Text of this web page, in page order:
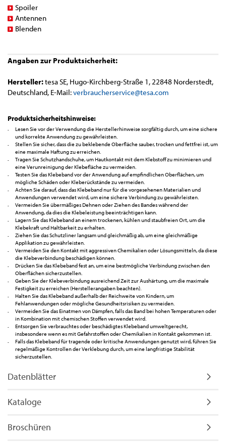
Spoiler
Antennen
Blenden
Angaben zur Produktsicherheit:
Hersteller:tesa SE, Hugo-Kirchberg-Straße 1, 22848 Norderstedt,
Deutschland, E-Mail:verbraucherservice@tesa.com
Produktsicherheitshinweise:
Lesen Sie vor der Verwendung die Herstellerhinweise sorgfältig durch, um eine sichere
und korrekte Anwendung zu gewährleisten.
Stellen Sie sicher, dass die zu beklebende Oberfläche sauber, trocken und fettfrei ist, um
eine maximale Haftung zu erreichen.
Tragen Sie Schutzhandschuhe, um Hautkontakt mit dem Klebstoff zu minimieren und
eine Verunreinigung der Klebefläche zu vermeiden.
Testen Sie das Klebeband vor der Anwendung auf empfindlichen Oberflächen, um
mögliche Schäden oder Kleberückstände zu vermeiden.
Achten Sie darauf, dass das Klebeband nur für die vorgesehenen Materialien und
Anwendungen verwendet wird, um eine sichere Verbindung zu gewährleisten.
Vermeiden Sie übermäßiges Dehnen oder Ziehen des Bandes während der
Anwendung, da dies die Klebeleistung beeinträchtigen kann.
Lagern Sie das Klebeband an einem trockenen, kühlen und staubfreien Ort, um die
Klebekraft und Haltbarkeit zu erhalten.
Ziehen Sie das Schutzliner langsam und gleichmäßig ab, um eine gleichmäßige
Applikation zu gewährleisten.
Vermeiden Sie den Kontakt mit aggressiven Chemikalien oder Lösungsmitteln, da diese
die Klebeverbindung beschädigen können.
Drücken Sie das Klebeband fest an, um eine bestmögliche Verbindung zwischen den
Oberflächen sicherzustellen.
Geben Sie der Klebeverbindung ausreichend Zeit zur Aushärtung, um die maximale
Festigkeit zu erreichen (Herstellerangaben beachten).
Halten Sie das Klebeband außerhalb der Reichweite von Kindern, um
Fehlanwendungen oder mögliche Gesundheitsrisiken zu vermeiden.
Vermeiden Sie das Einatmen von Dämpfen, falls das Band bei hohen Temperaturen oder
in Kombination mit chemischen Stoffen verwendet wird.
Entsorgen Sie verbrauchtes oder beschädigtes Klebeband umweltgerecht,
insbesondere wenn es mit Gefahrstoffen oder Chemikalien in Kontakt gekommen ist.
Falls das Klebeband für tragende oder kritische Anwendungen genutzt wird, führen Sie
regelmäßige Kontrollen der Verklebung durch, um eine langfristige Stabilität
sicherzustellen.
Datenblätter
Kataloge
Broschüren